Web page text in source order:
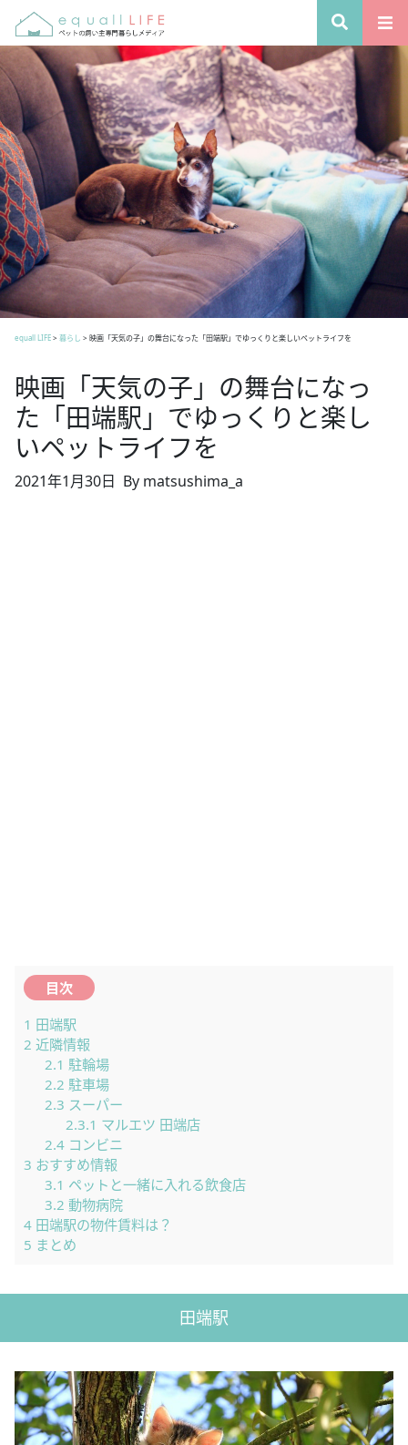
equall LIFE> 暮らし > 映画「天気の子」の舞台になった「田端駅」でゆっくりと楽しいペットライフを
映画「天気の子」の舞台になっ
た「田端駅」でゆっくりと楽し
いペットライフを
2021年1月30日 By matsushima_a
目次
1 田端駅
2 近隣情報
2.1 駐輪場
2.2 駐車場
2.3 スーパー
2.3.1 マルエツ 田端店
2.4コンビニ
3 おすすめ情報
3.1 ペットと一緒に入れる飲食店
3.2 動物病院
4 田端駅の物件賃料は？
5 まとめ
田端駅